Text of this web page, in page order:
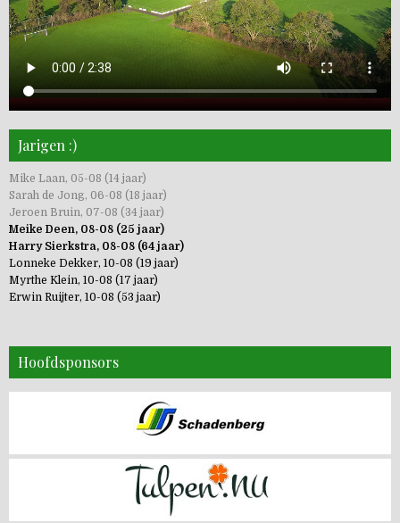
Jarigen :)
Mike Laan, 05-08 (14 jaar)
Sarah de Jong, 06-08 (18 jaar)
Jeroen Bruin, 07-08 (34 jaar)
Meike Deen, 08-08 (25 jaar)
Harry Sierkstra, 08-08 (64 jaar)
Lonneke Dekker, 10-08 (19 jaar)
Myrthe Klein, 10-08 (17 jaar)
Erwin Ruijter, 10-08 (53 jaar)
Hoofdsponsors